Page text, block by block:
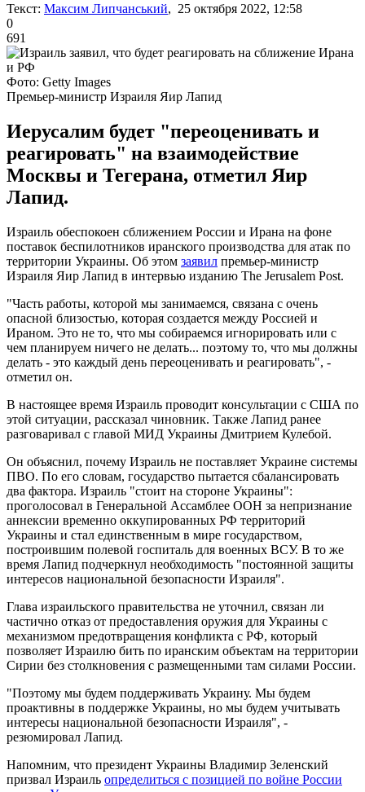
Текст: Максим Липчанський, 25 октября 2022, 12:58
0
691
Фото: Getty Images
Премьер-министр Израиля Яир Лапид
Иерусалим будет "переоценивать и
реагировать" на взаимодействие
Москвы и Тегерана, отметил Яир
Лапид.
Израиль обеспокоен сближением России и Ирана на фоне
поставок беспилотников иранского производства для атак по
территории Украины. Об этом заявил премьер-министр
Израиля Яир Лапид в интервью изданию The Jerusalem Post.
"Часть работы, которой мы занимаемся, связана с очень
опасной близостью, которая создается между Россией и
Ираном. Это не то, что мы собираемся игнорировать или с
чем планируем ничего не делать... поэтому то, что мы должны
делать - это каждый день переоценивать и реагировать", -
отметил он.
В настоящее время Израиль проводит консультации с США по
этой ситуации, рассказал чиновник. Также Лапид ранее
разговаривал с главой МИД Украины Дмитрием Кулебой.
Он объяснил, почему Израиль не поставляет Украине системы
ПВО. По его словам, государство пытается сбалансировать
два фактора. Израиль "стоит на стороне Украины":
проголосовал в Генеральной Ассамблее ООН за непризнание
аннексии временно оккупированных РФ территорий
Украины и стал единственным в мире государством,
построившим полевой госпиталь для военных ВСУ. В то же
время Лапид подчеркнул необходимость "постоянной защиты
интересов национальной безопасности Израиля".
Глава израильского правительства не уточнил, связан ли
частично отказ от предоставления оружия для Украины с
механизмом предотвращения конфликта с РФ, который
позволяет Израилю бить по иранским объектам на территории
Сирии без столкновения с размещенными там силами России.
"Поэтому мы будем поддерживать Украину. Мы будем
проактивны в поддержке Украины, но мы будем учитывать
интересы национальной безопасности Израиля", -
резюмировал Лапид.
Напомним, что президент Украины Владимир Зеленский
призвал Израиль определиться с позицией по войне России